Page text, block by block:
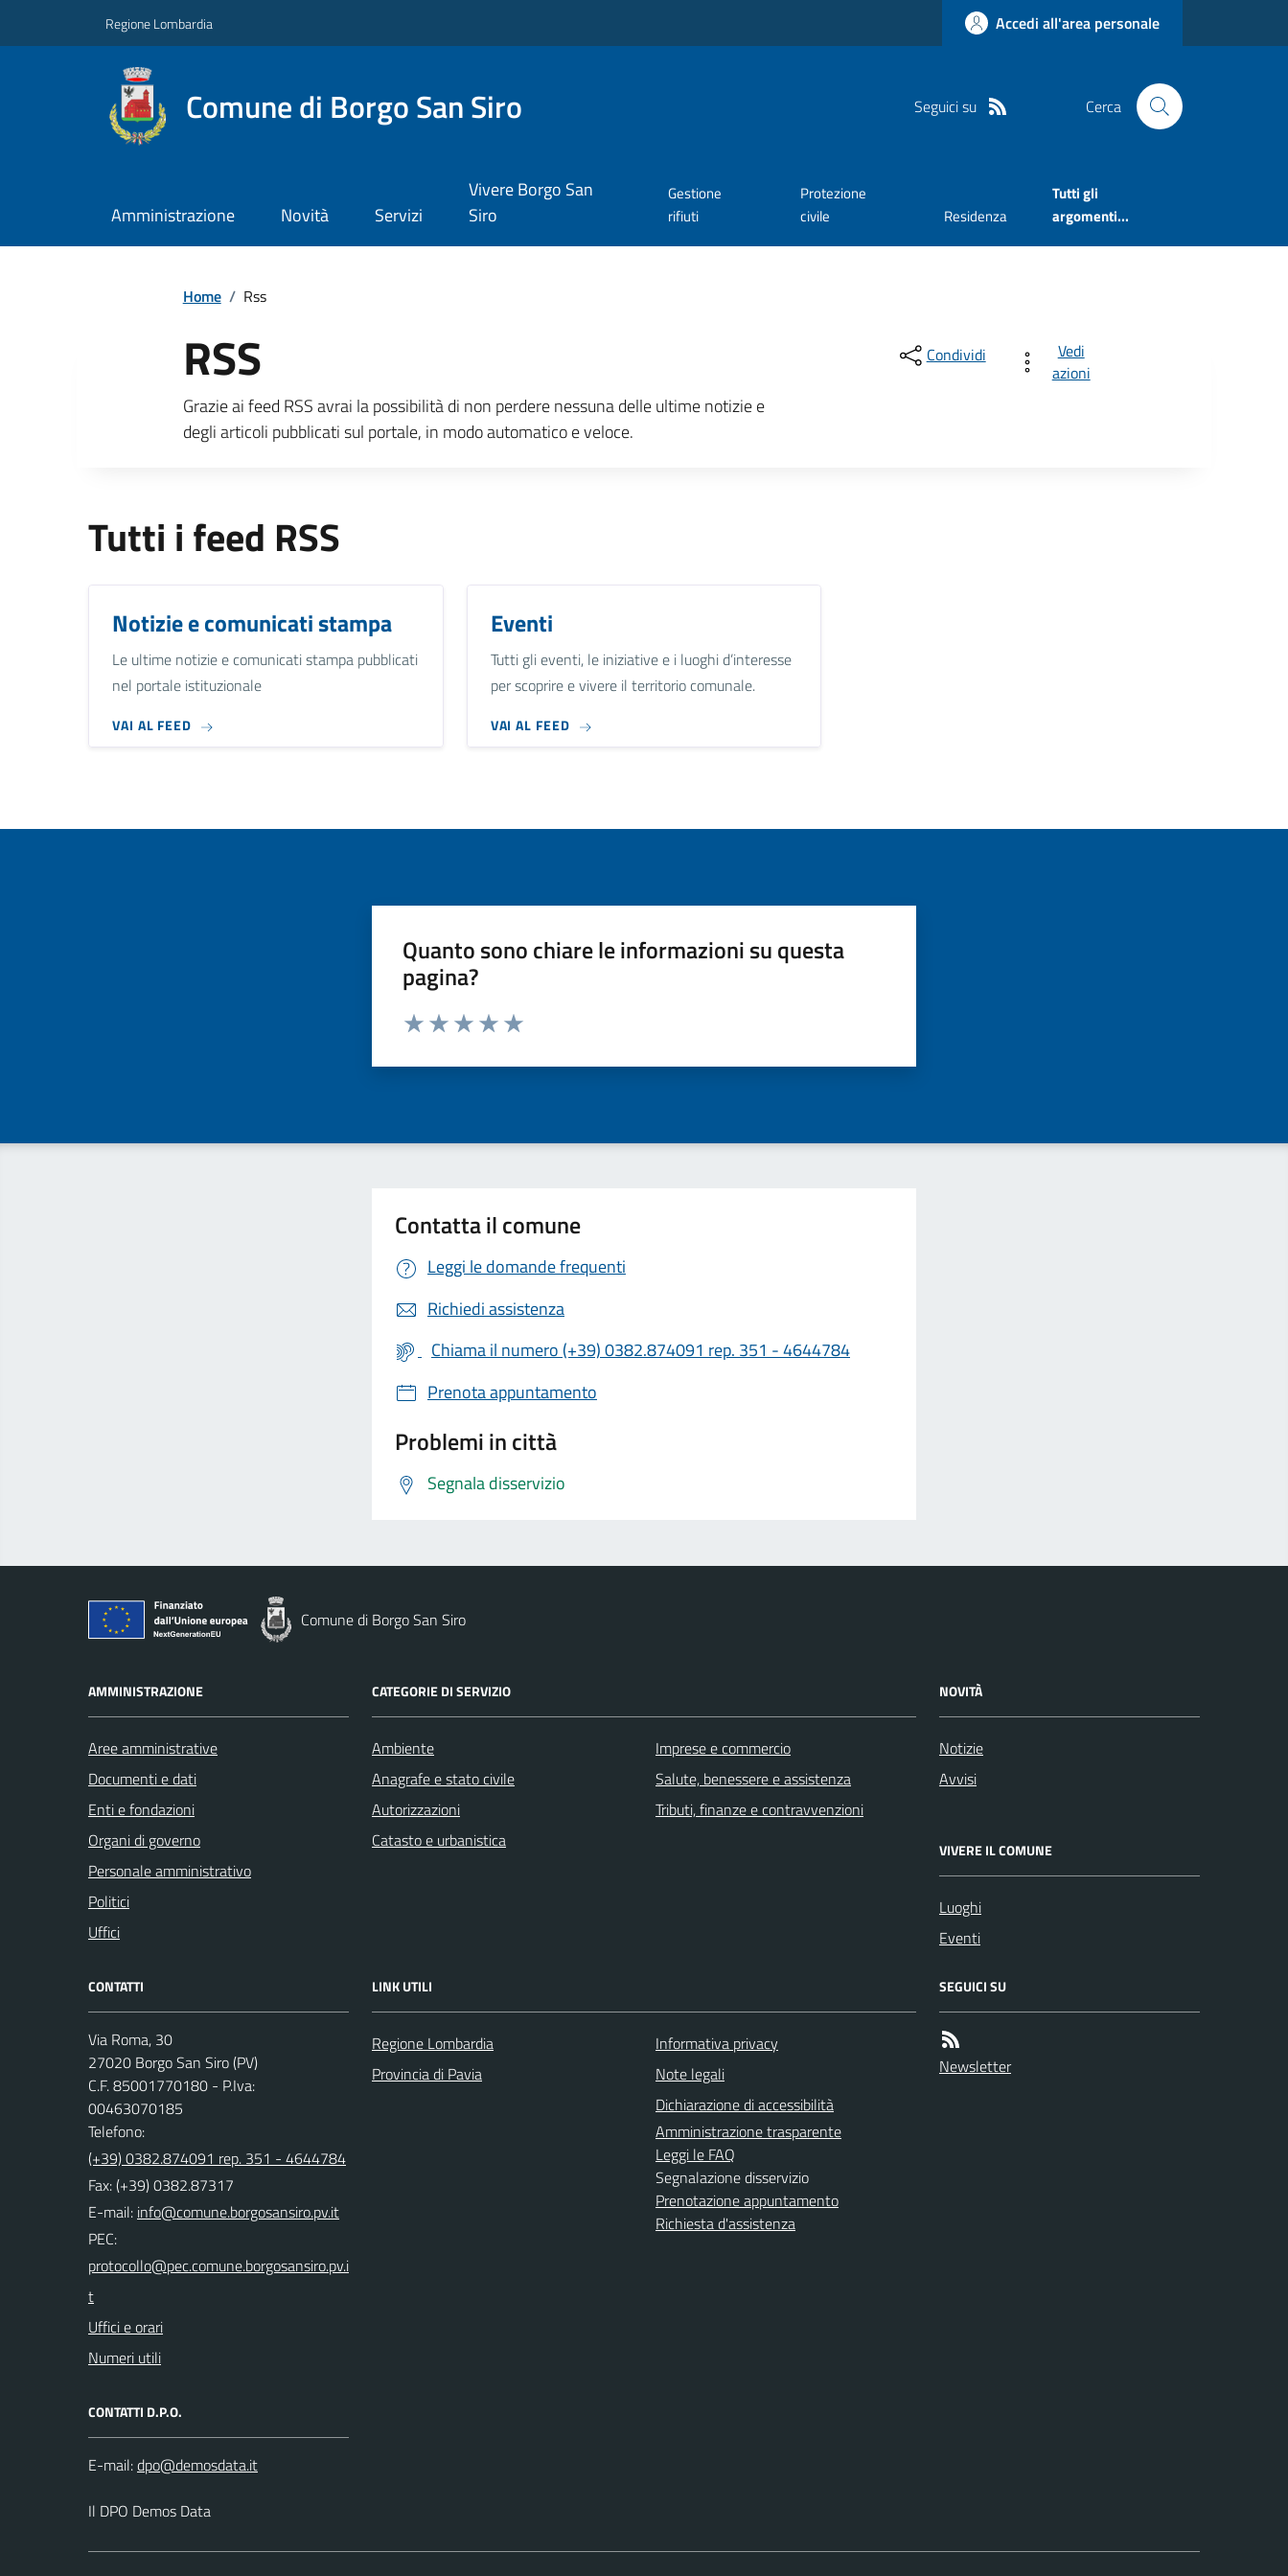
Regione Lombardia Accedi all'area personale
Comune di Borgo San Siro Seguici su Cerca
Amministrazione Novità Servizi
Vivere Borgo San
Siro
Gestione
rifiuti
Protezione
civile
Residenza
Tutti gli
argomenti...
Home / Rss
RSS
Grazie ai feed RSS avrai la possibilità di non perdere nessuna delle ultime notizie e
degli articoli pubblicati sul portale, in modo automatico e veloce.
Condividi
Vedi
azioni
Tutti i feed RSS
Notizie e comunicati stampa
Le ultime notizie e comunicati stampa pubblicati
nel portale istituzionale
VAI AL FEED
Eventi
Tutti gli eventi, le iniziative e i luoghi d’interesse
per scoprire e vivere il territorio comunale.
VAI AL FEED
Quanto sono chiare le informazioni su questa
pagina?
Valuta da 1 a 5 stelle la pagina
Contatta il comune
Leggi le domande frequenti
Richiedi assistenza
Chiama il numero (+39) 0382.874091 rep. 351 - 4644784
Prenota appuntamento
Problemi in città
Segnala disservizio
Comune di Borgo San Siro
AMMINISTRAZIONE
Aree amministrative
Documenti e dati
Enti e fondazioni
Organi di governo
Personale amministrativo
Politici
Uffici
CATEGORIE DI SERVIZIO
Ambiente
Anagrafe e stato civile
Autorizzazioni
Catasto e urbanistica
Imprese e commercio
Salute, benessere e assistenza
Tributi, finanze e contravvenzioni
NOVITÀ
Notizie
Avvisi
VIVERE IL COMUNE
Luoghi
Eventi
CONTATTI
Via Roma, 30
27020 Borgo San Siro (PV)
C.F. 85001770180 - P.Iva:
00463070185
Telefono:
(+39) 0382.874091 rep. 351 - 4644784
Fax: (+39) 0382.87317
E-mail:
PEC:
Uffici e orari
Numeri utili
CONTATTI D.P.O.
E-mail:
Il DPO Demos Data
LINK UTILI
Regione Lombardia
Provincia di Pavia
Informativa privacy
Note legali
Dichiarazione di accessibilità
Amministrazione trasparente
Leggi le FAQ
Segnalazione disservizio
Prenotazione appuntamento
Richiesta d'assistenza
SEGUICI SU
Newsletter